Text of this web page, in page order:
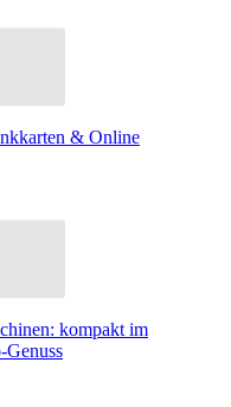
& Online
kompakt im
Genuss